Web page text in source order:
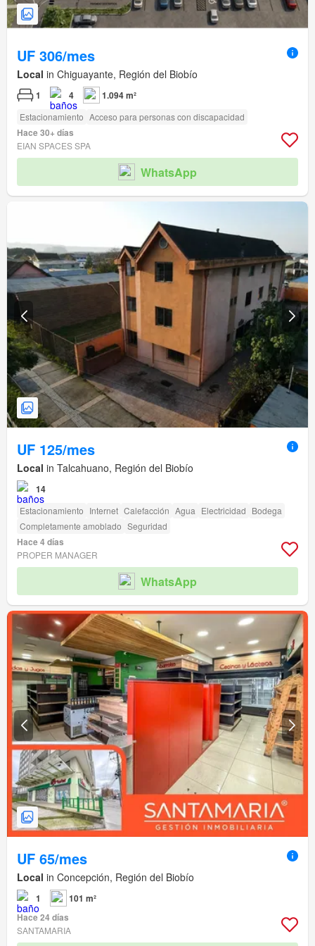
UF 306/mes
Local in Chiguayante, Región del Biobío
1 4 1.094 m²
Estacionamiento Acceso para personas con discapacidad
Hace 30+ días
EIAN SPACES SPA
WhatsApp
UF 125/mes
Local in Talcahuano, Región del Biobío
14
Estacionamiento Internet Calefacción Agua Electricidad Bodega
Completamente amoblado Seguridad
Hace 4 días
PROPER MANAGER
WhatsApp
UF 65/mes
Local in Concepción, Región del Biobío
1
101 m²
Hace 24 días
SANTAMARIA